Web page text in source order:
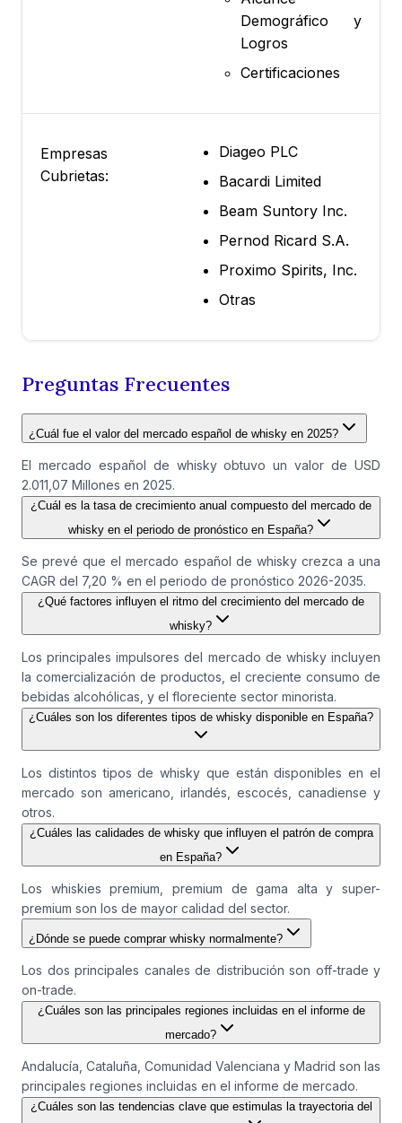
Demográfico y
Logros
Certificaciones
Empresas
Cubrietas:
Diageo PLC
Bacardi Limited
Beam Suntory Inc.
Pernod Ricard S.A.
Proximo Spirits, Inc.
Otras
Preguntas Frecuentes
¿Cuál fue el valor del mercado español de whisky en 2025?
El mercado español de whisky obtuvo un valor de USD
2.011,07 Millones en 2025.
¿Cuál es la tasa de crecimiento anual compuesto del mercado de
whisky en el periodo de pronóstico en España?
Se prevé que el mercado español de whisky crezca a una
CAGR del 7,20 % en el periodo de pronóstico 2026-2035.
¿Qué factores influyen el ritmo del crecimiento del mercado de
whisky?
Los principales impulsores del mercado de whisky incluyen
la comercialización de productos, el creciente consumo de
bebidas alcohólicas, y el floreciente sector minorista.
¿Cuáles son los diferentes tipos de whisky disponible en España?
Los distintos tipos de whisky que están disponibles en el
mercado son americano, irlandés, escocés, canadiense y
otros.
¿Cuáles las calidades de whisky que influyen el patrón de compra
en España?
Los whiskies premium, premium de gama alta y super-
premium son los de mayor calidad del sector.
¿Dónde se puede comprar whisky normalmente?
Los dos principales canales de distribución son off-trade y
on-trade.
¿Cuáles son las principales regiones incluidas en el informe de
mercado?
Andalucía, Cataluña, Comunidad Valenciana y Madrid son las
principales regiones incluidas en el informe de mercado.
¿Cuáles son las tendencias clave que estimulas la trayectoria del